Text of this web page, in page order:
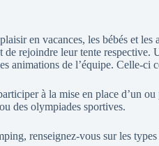
en vacances, les bébés et
de rejoindre leur tente
animations de l’équipe. Celle-ci
à la mise en place d’un
des olympiades sportives.
renseignez-vous sur les